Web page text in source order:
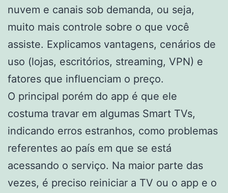
nuvem e canais sob demanda, ou seja,
muito mais controle sobre o que você
assiste. Explicamos vantagens, cenários de
uso (lojas, escritórios, streaming, VPN) e
fatores que influenciam o preço.
O principal porém do app é que ele
costuma travar em algumas Smart TVs,
indicando erros estranhos, como problemas
referentes ao país em que se está
acessando o serviço. Na maior parte das
vezes, é preciso reiniciar a TV ou o app e o